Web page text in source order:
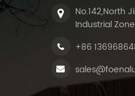
No.142,North
Industrial
+86